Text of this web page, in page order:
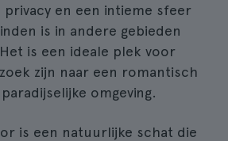
en een intieme sfeer
is in andere gebieden
is een ideale plek voor
zijn naar een romantisch
omgeving.
is een natuurlijke schat die